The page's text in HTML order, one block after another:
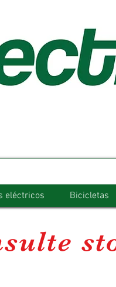
eléctricos Bicicletas